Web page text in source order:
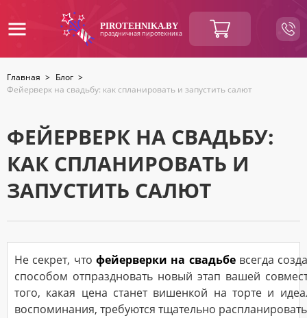
PIROTEHNIKA.BY
праздничная пиротехника
Главная > Блог >
Фейерверк на свадьбу: как спланировать и запустить салют
ФЕЙЕРВЕРК НА СВАДЬБУ:
КАК СПЛАНИРОВАТЬ И
ЗАПУСТИТЬ САЛЮТ
Не секрет, что фейерверки на свадьбевсегда
способом отпраздновать новый этап вашей
того, какая цена станет вишенкой на торте и
воспоминания, требуются тщательно
ВАШ
ЗАКАЗ
Итоговая
покупки
КОНТАКТНАЯ
ИНФОРМАЦИЯ
Ваше
имя
номер
телефона
*